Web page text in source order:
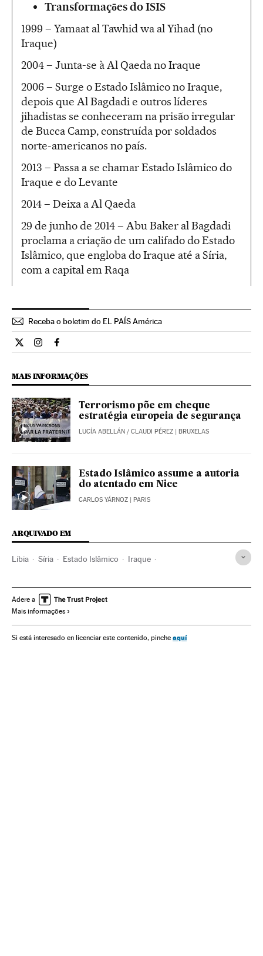
Transformaçōes do ISIS
1999 – Yamaat al Tawhid wa al Yihad (no
Iraque)
2004 – Junta-se à Al Qaeda no Iraque
2006 – Surge o Estado Islâmico no Iraque,
depois que Al Bagdadi e outros líderes
jihadistas se conheceram na prisão irregular
de Bucca Camp, construída por soldados
norte-americanos no país.
2013 – Passa a se chamar Estado Islâmico do
Iraque e do Levante
2014 – Deixa a Al Qaeda
29 de junho de 2014 – Abu Baker al Bagdadi
proclama a criação de um califado do Estado
Islâmico, que engloba do Iraque até a Síria,
com a capital em Raqa
Receba o boletim do EL PAÍS América
Internacional El País Brasil en Twitter
Internacional El País Brasil en Instagram
Internacional El País Brasil en Facebook
MAIS INFORMAÇÕES
Terrorismo põe em cheque
estratégia europeia de segurança
LUCÍA ABELLÁN / CLAUDI PÉREZ | BRUXELAS
Estado Islâmico assume a autoria
do atentado em Nice
CARLOS YÁRNOZ | PARIS
ARQUIVADO EM
Líbia Síria Estado Islâmico Iraque
Islã Jihadismo África
Grupos terroristas
Adere a
Mais informações
Si está interesado en licenciar este contenido, pinche aquí